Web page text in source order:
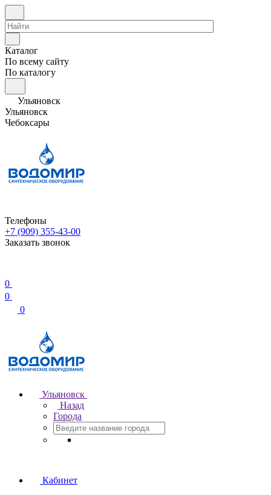
Каталог
По всему сайту
По каталогу
Ульяновск
Ульяновск
Чебоксары
Телефоны
+7 (909) 355-43-00
Заказать звонок
0
0
0
Ульяновск
Назад
Города
Кабинет